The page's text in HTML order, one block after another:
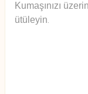
Kumaşınızı
ütüleyin.